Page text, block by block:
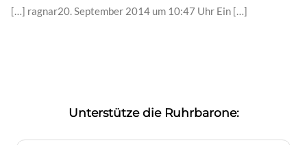
[…] ragnar20. September 2014 um 10:47 Uhr Ein […]
Unterstütze die Ruhrbarone: